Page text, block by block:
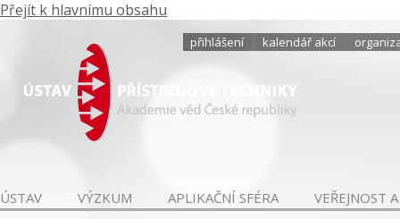
Přejít k hlavnímu obsahu
přihlášení kalendář akcí
ÚSTAV VÝZKUM APLIKAČNÍ SFÉRA VEŘEJNOST